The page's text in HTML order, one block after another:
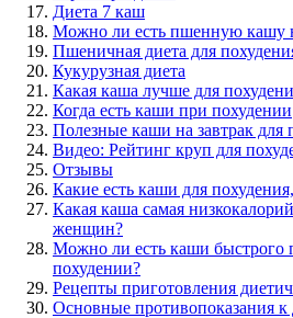
Диета 7 каш
Можно ли есть пшенную кашу
Пшеничная диета для
Кукурузная диета
Какая каша лучше для
Когда есть каши при похудении
Полезные каши на завтрак для
Видео: Рейтинг круп для
Отзывы
Какие есть каши для
Какая каша самая
женщин?
Можно ли есть каши быстрого
похудении?
Рецепты приготовления
Основные противопоказания к